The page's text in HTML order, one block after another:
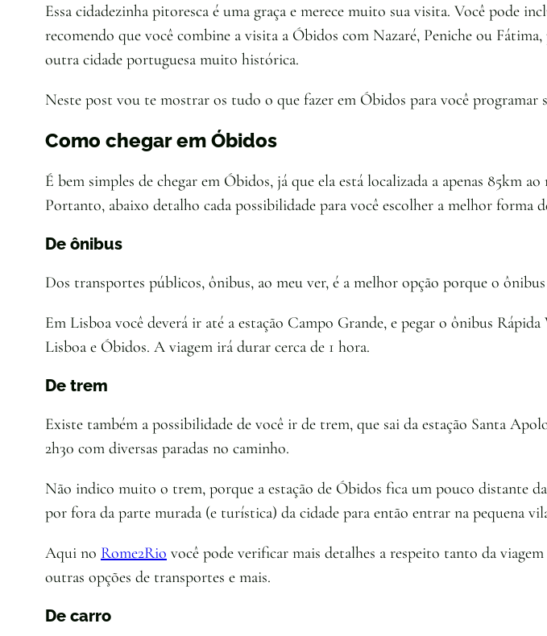
Essa cidadezinha pitoresca é uma graça e merece muito sua visita. Você pode
recomendo que você combine a visita a Óbidos com Nazaré, Peniche ou
outra cidade portuguesa muito histórica.
Neste post vou te mostrar os tudo o que fazer em Óbidos para você programar
Como chegar em Óbidos
É bem simples de chegar em Óbidos, já que ela está localizada a apenas
Portanto, abaixo detalho cada possibilidade para você escolher a melhor forma
De ônibus
Dos transportes públicos, ônibus, ao meu ver, é a melhor opção porque o
Em Lisboa você deverá ir até a estação Campo Grande, e pegar o ônibus Rápida
Lisboa e Óbidos. A viagem irá durar cerca de 1 hora.
De trem
Existe também a possibilidade de você ir de trem, que sai da estação Santa
2h30 com diversas paradas no caminho.
Não indico muito o trem, porque a estação de Óbidos fica um pouco distante
por fora da parte murada (e turística) da cidade para então entrar na pequena
Aqui no Rome2Rio você pode verificar mais detalhes a respeito tanto da
outras opções de transportes e mais.
De carro